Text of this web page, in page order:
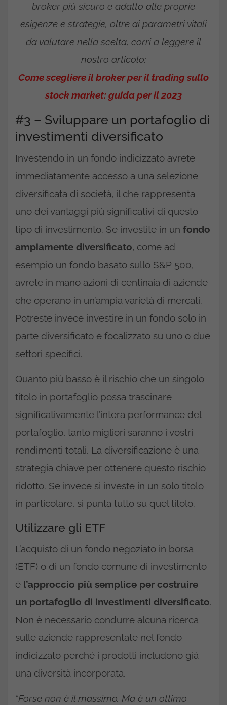
broker più sicuro e adatto alle proprie
esigenze e strategie, oltre ai parametri vitali
da valutare nella scelta, corri a leggere il
nostro articolo:
Come scegliere il broker per il trading sullo
stock market: guida per il 2023
#3 – Sviluppare un portafoglio di
investimenti diversificato
Investendo in un fondo indicizzato avrete
immediatamente accesso a una selezione
diversificata di società, il che rappresenta
uno dei vantaggi più significativi di questo
tipo di investimento. Se investite in un fondo
ampiamente diversificato, come ad
esempio un fondo basato sullo S&P 500,
avrete in mano azioni di centinaia di aziende
che operano in un’ampia varietà di mercati.
Potreste invece investire in un fondo solo in
parte diversificato e focalizzato su uno o due
settori specifici.
Quanto più basso è il rischio che un singolo
titolo in portafoglio possa trascinare
significativamente l’intera performance del
portafoglio, tanto migliori saranno i vostri
rendimenti totali. La diversificazione è una
strategia chiave per ottenere questo rischio
ridotto. Se invece si investe in un solo titolo
in particolare, si punta tutto su quel titolo.
Utilizzare gli ETF
L’acquisto di un fondo negoziato in borsa
(ETF) o di un fondo comune di investimento
è l’approccio più semplice per costruire
un portafoglio di investimenti diversificato.
Non è necessario condurre alcuna ricerca
sulle aziende rappresentate nel fondo
indicizzato perché i prodotti includono già
una diversità incorporata.
“Forse non è il massimo. Ma è un ottimo